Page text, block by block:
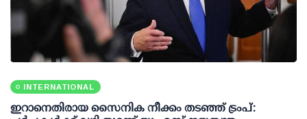
INTERNATIONAL
ഇറാനെതിരായ സൈനിക നീക്കം തടഞ്ഞ് ട്രംപ്: